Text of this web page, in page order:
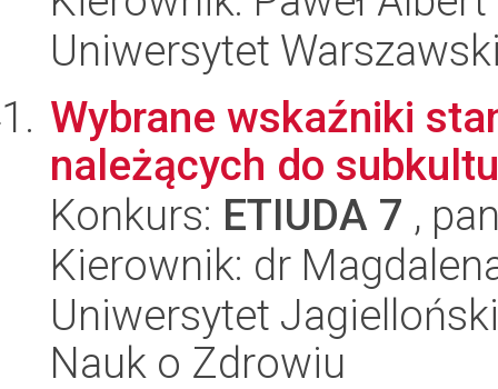
Uniwersytet
Wybrane wskaźniki
należących do
Konkurs: ETIUDA 7 ,
Kierownik: dr
Uniwersytet
Nauk o Zdrowiu